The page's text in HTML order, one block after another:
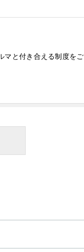
マと付き合える制度をご